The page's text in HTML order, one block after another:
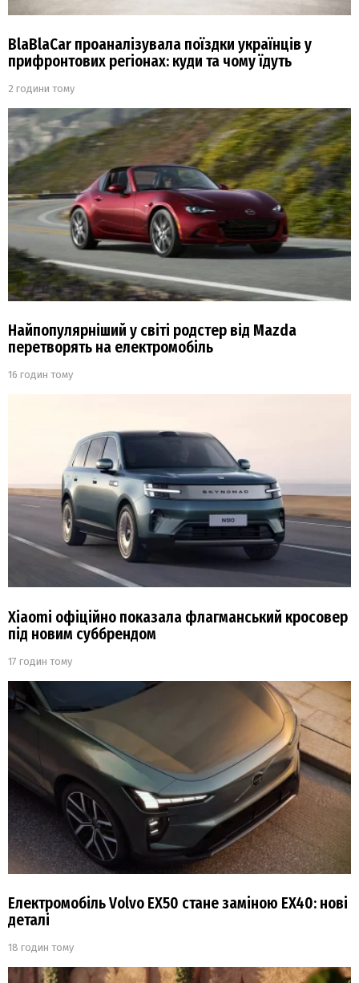
BlaBlaCar проаналізувала поїздки українців у
прифронтових регіонах: куди та чому їдуть
2 години тому
Найпопулярніший у світі родстер від Mazda
перетворять на електромобіль
16 годин тому
Xiaomi офіційно показала флагманський кросовер
під новим суббрендом
17 годин тому
Електромобіль Volvo EX50 стане заміною EX40: нові
деталі
18 годин тому